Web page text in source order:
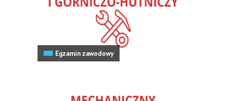
Egzamin zawodowy